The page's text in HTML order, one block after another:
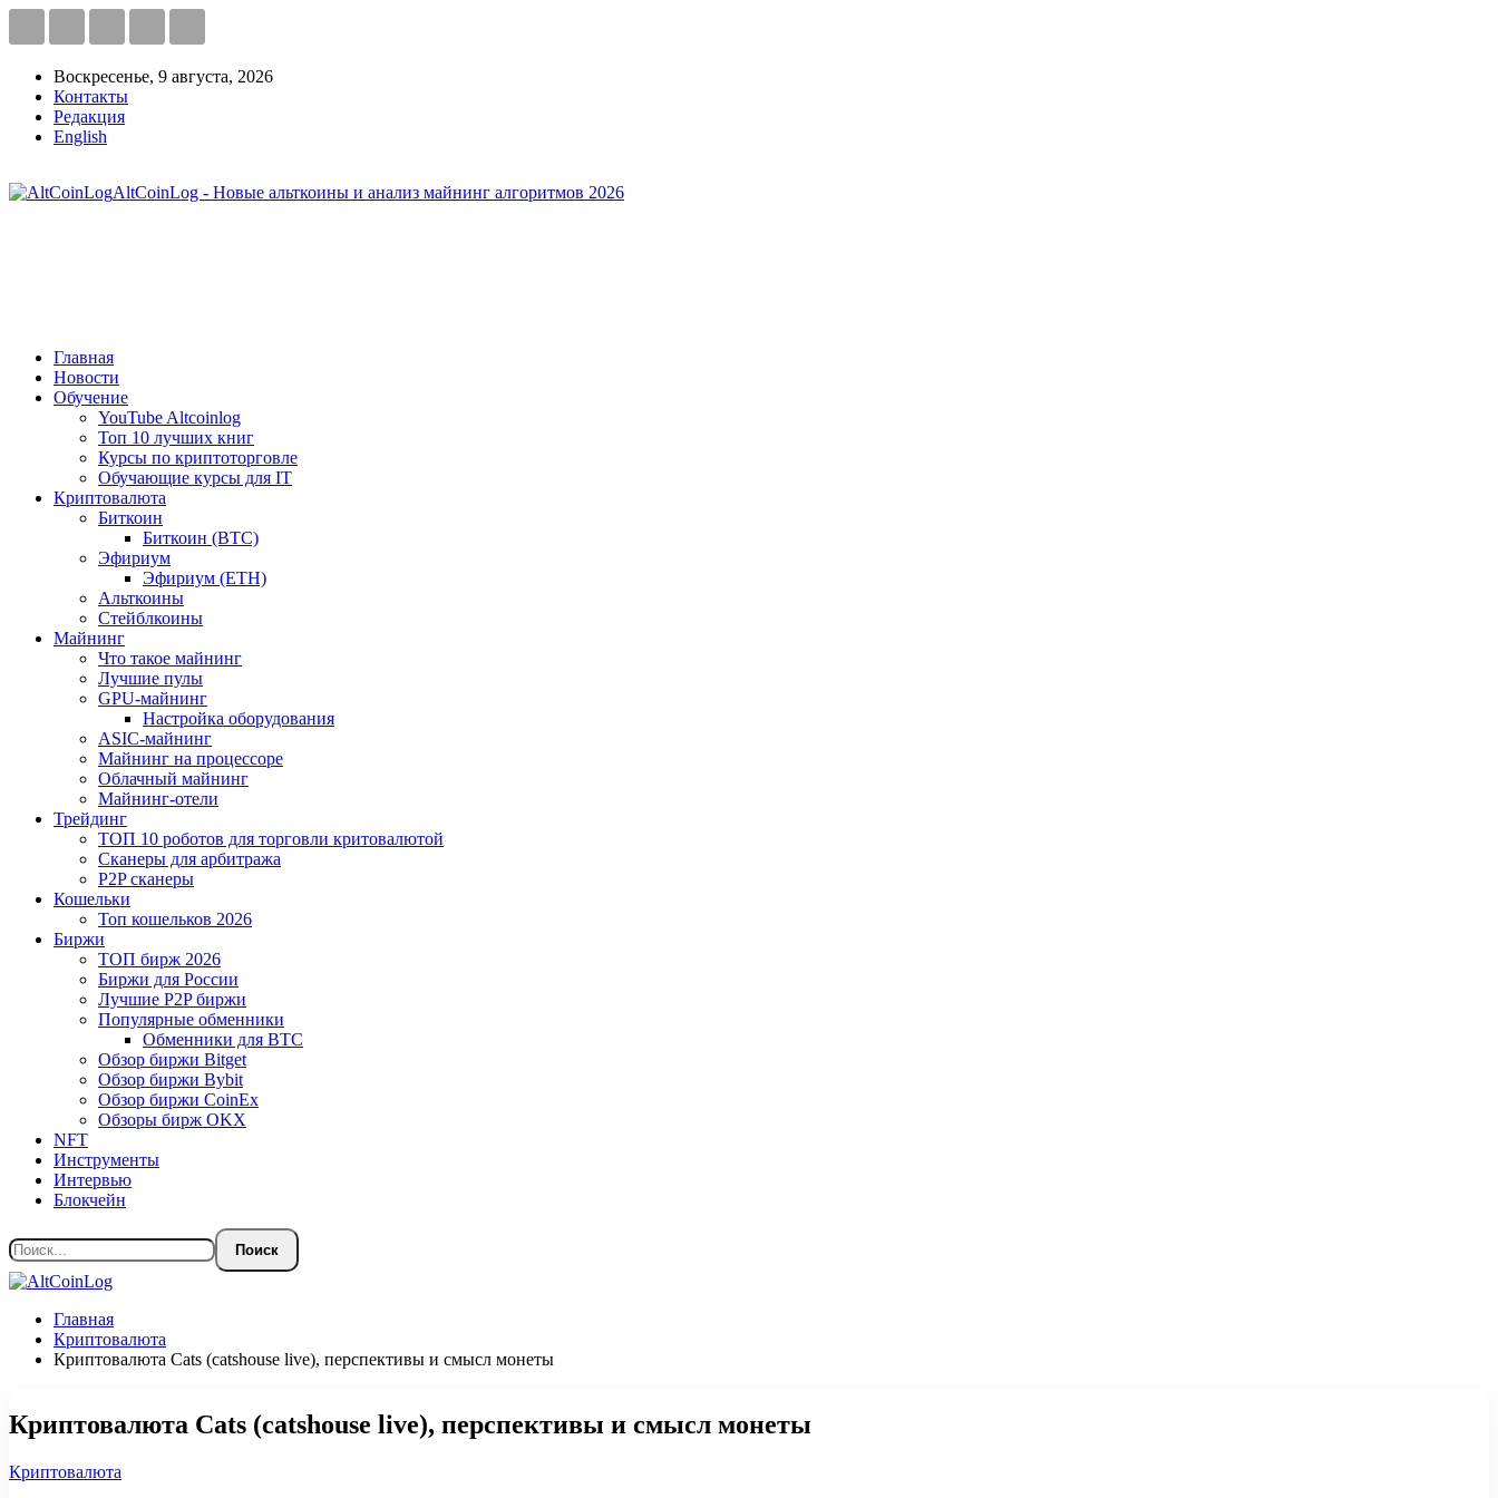
Воскресенье, 9 августа, 2026
Контакты
Редакция
English
AltCoinLog - Новые альткоины и анализ майнинг алгоритмов 2026
Главная
Новости
Обучение
YouTube Altcoinlog
Топ 10 лучших книг
Курсы по криптоторговле
Обучающие курсы для IT
Криптовалюта
Биткоин
Биткоин (BTC)
Эфириум
Эфириум (ETH)
Альткоины
Стейблкоины
Майнинг
Что такое майнинг
Лучшие пулы
GPU-майнинг
Настройка оборудования
ASIC-майнинг
Майнинг на процессоре
Облачный майнинг
Майнинг-отели
Трейдинг
ТОП 10 роботов для торговли критовалютой
Сканеры для арбитража
P2P сканеры
Кошельки
Топ кошельков 2026
Биржи
ТОП бирж 2026
Биржи для России
Лучшие P2P биржи
Популярные обменники
Обменники для BTC
Обзор биржи Bitget
Обзор биржи Bybit
Обзор биржи CoinEx
Обзоры бирж OKX
NFT
Инструменты
Интервью
Блокчейн
Главная
Криптовалюта
Криптовалюта Cats (catshouse live), перспективы и смысл монеты
Криптовалюта Cats (catshouse live), перспективы и смысл монеты
Криптовалюта